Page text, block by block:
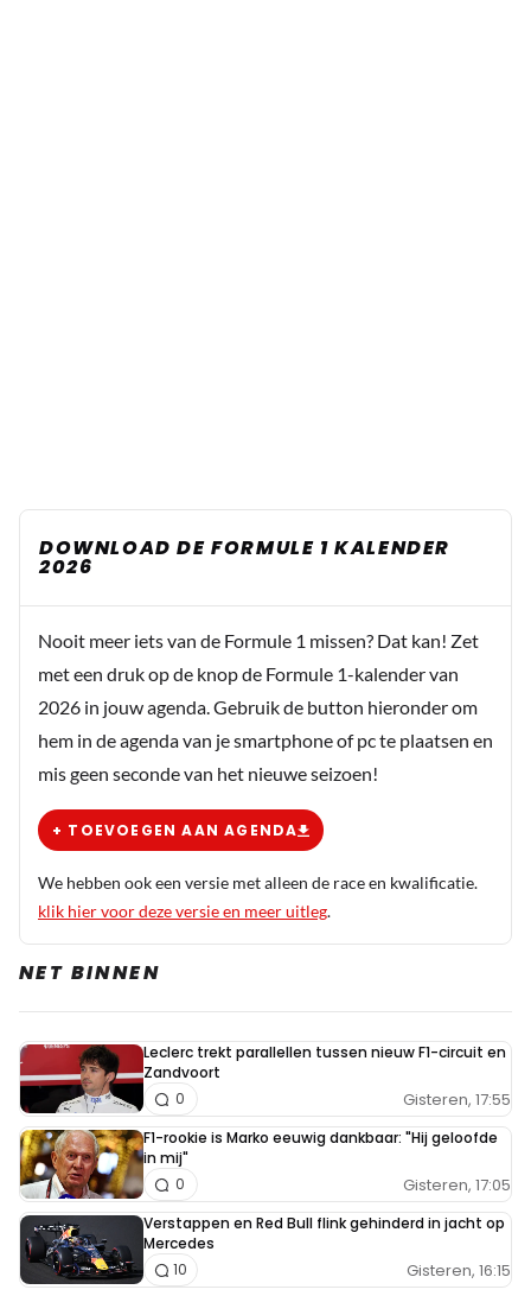
DOWNLOAD DE FORMULE 1 KALENDER
2026
Nooit meer iets van de Formule 1 missen? Dat kan! Zet
met een druk op de knop de Formule 1-kalender van
2026 in jouw agenda. Gebruik de button hieronder om
hem in de agenda van je smartphone of pc te plaatsen en
mis geen seconde van het nieuwe seizoen!
+ TOEVOEGEN AAN AGENDA
We hebben ook een versie met alleen de race en kwalificatie.
klik hier voor deze versie en meer uitleg.
NET BINNEN
Leclerc trekt parallellen tussen nieuw F1-circuit en
Zandvoort
Gisteren, 17:55
0
F1-rookie is Marko eeuwig dankbaar: "Hij geloofde
in mij"
Gisteren, 17:05
0
Verstappen en Red Bull flink gehinderd in jacht op
Mercedes
Gisteren, 16:15
10